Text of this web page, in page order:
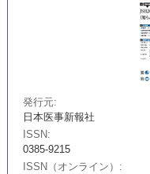
発行元
日本医事新報社
ISSN
0385-9215
ISSN（オンライン）